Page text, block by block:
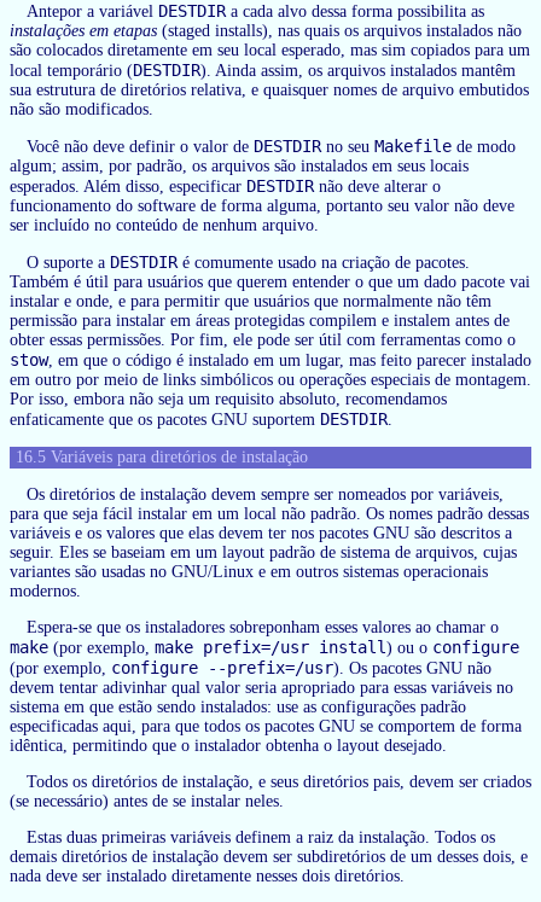
Antepor a variável DESTDIRa cada alvo dessa forma possibilita as
instalações em etapas (staged installs), nas quais os arquivos instalados não
são colocados diretamente em seu local esperado, mas sim copiados para um
local temporário (DESTDIR). Ainda assim, os arquivos instalados mantêm
sua estrutura de diretórios relativa, e quaisquer nomes de arquivo embutidos
não são modificados.
Você não deve definir o valor de DESTDIRno seu Makefile de modo
algum; assim, por padrão, os arquivos são instalados em seus locais
esperados. Além disso, especificar DESTDIRnão deve alterar o
funcionamento do software de forma alguma, portanto seu valor não deve
ser incluído no conteúdo de nenhum arquivo.
O suporte a DESTDIRé comumente usado na criação de pacotes.
Também é útil para usuários que querem entender o que um dado pacote vai
instalar e onde, e para permitir que usuários que normalmente não têm
permissão para instalar em áreas protegidas compilem e instalem antes de
obter essas permissões. Por fim, ele pode ser útil com ferramentas como o
stow, em que o código é instalado em um lugar, mas feito parecer instalado
em outro por meio de links simbólicos ou operações especiais de montagem.
Por isso, embora não seja um requisito absoluto, recomendamos
enfaticamente que os pacotes GNU suportem DESTDIR.
16.5 Variáveis para diretórios de instalação
Os diretórios de instalação devem sempre ser nomeados por variáveis,
para que seja fácil instalar em um local não padrão. Os nomes padrão dessas
variáveis e os valores que elas devem ter nos pacotes GNU são descritos a
seguir. Eles se baseiam em um layout padrão de sistema de arquivos, cujas
variantes são usadas no GNU/Linux e em outros sistemas operacionais
modernos.
Espera-se que os instaladores sobreponham esses valores ao chamar o
make (por exemplo, make prefix=/usr install) ou o configure
(por exemplo, configure --prefix=/usr). Os pacotes GNU não
devem tentar adivinhar qual valor seria apropriado para essas variáveis no
sistema em que estão sendo instalados: use as configurações padrão
especificadas aqui, para que todos os pacotes GNU se comportem de forma
idêntica, permitindo que o instalador obtenha o layout desejado.
Todos os diretórios de instalação, e seus diretórios pais, devem ser criados
(se necessário) antes de se instalar neles.
Estas duas primeiras variáveis definem a raiz da instalação. Todos os
demais diretórios de instalação devem ser subdiretórios de um desses dois, e
nada deve ser instalado diretamente nesses dois diretórios.